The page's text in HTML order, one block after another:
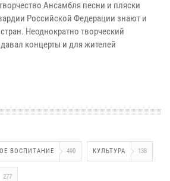
Ансамбля песни и пляски
Российской Федерации знают и
Неоднократно творческий
концерты и для жителей
ВОСПИТАНИЕ 490 КУЛЬТУРА 138
277